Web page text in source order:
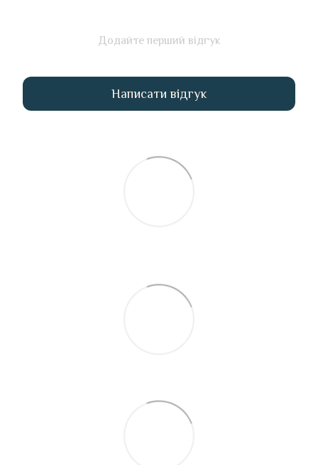
Додайте перший відгук
Написати відгук